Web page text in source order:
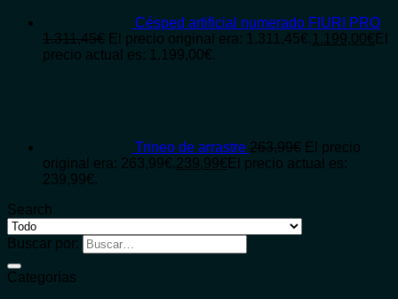
Césped artificial numerado FIURI PRO
1.311,45€ El precio original era: 1.311,45€.1.199,00€ El
precio actual es: 1.199,00€.
Trineo de arrastre 263,99€ El precio
original era: 263,99€.239,99€ El precio actual es:
239,99€.
Search
Buscar por:
Categorías